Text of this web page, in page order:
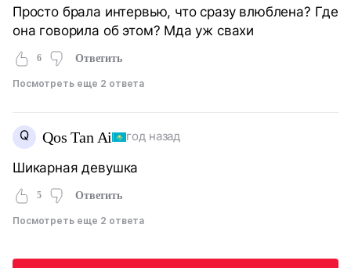
Просто брала интервью, что сразу влюблена? Где
она говорила об этом? Мда уж свахи
6 Ответить
Посмотреть еще 2 ответа
Q Qos Tan Ai год назад
Шикарная девушка
5 Ответить
Посмотреть еще 2 ответа